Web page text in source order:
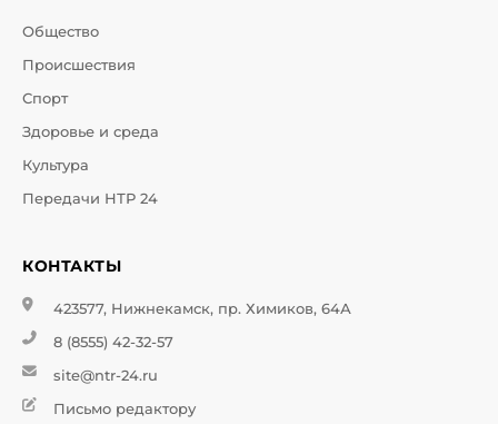
Общество
Происшествия
Спорт
Здоровье и среда
Культура
Передачи НТР 24
КОНТАКТЫ
423577, Нижнекамск, пр. Химиков, 64А
8 (8555) 42-32-57
site@ntr-24.ru
Письмо редактору